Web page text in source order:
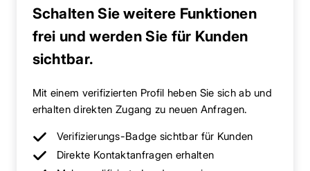
Schalten Sie weitere Funktionen
frei und werden Sie für Kunden
sichtbar.
Mit einem verifizierten Profil heben Sie sich ab und
erhalten direkten Zugang zu neuen Anfragen.
Verifizierungs-Badge sichtbar für Kunden
Direkte Kontaktanfragen erhalten